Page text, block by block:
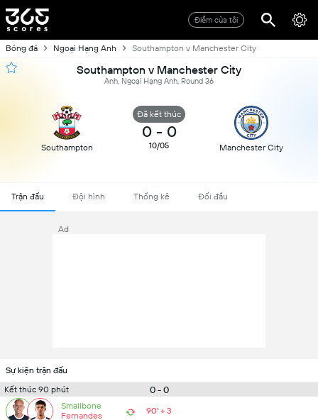
Điểm của tôi
Bóng đá Ngoại Hạng Anh Southampton v Manchester City
Southampton v Manchester City
Anh, Ngoại Hạng Anh, Round 36
Southampton
Đã kết thúc
0 - 0
10/05 Manchester City
Trận đấu Đội hình Thống kê Đối đầu
Ad
Sự kiện trận đấu
Kết thúc 90 phút
0 - 0
Smallbone
Fernandes
90' + 3